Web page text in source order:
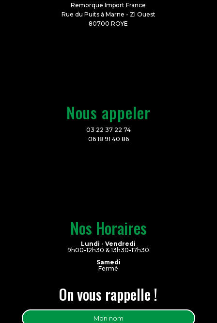
Remorque Import France
Rue du Puits à Marne - ZI Ouest
80700 ROYE
Nous appeler
03 22 37 22 74
06 18 91 40 86
Nos Horaires
Lundi - Vendredi
9h00-12h30 & 13h30-17h30
Samedi
Fermé
On vous rappelle !